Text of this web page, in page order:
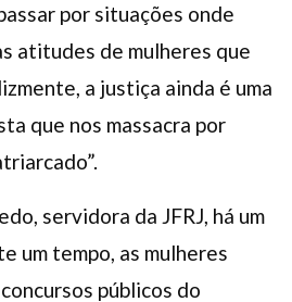
por situações onde
atitudes de mulheres que
a justiça ainda é uma
que nos massacra por
servidora da JFRJ, há um
um tempo, as mulheres
públicos do